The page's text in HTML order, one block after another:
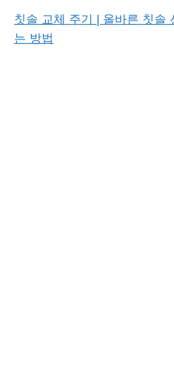
칫솔 교체 주기 | 올바른 칫솔
는 방법